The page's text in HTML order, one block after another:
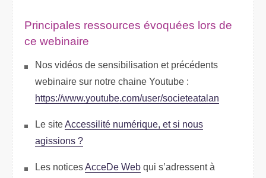
Principales ressources évoquées lors de
ce webinaire
Nos vidéos de sensibilisation et précédents
webinaire sur notre chaine Youtube :
https://www.youtube.com/user/societeatalan
Le siteAccessilité numérique, et si nous
agissions ?
Les noticesAcceDe Web qui s’adressent à